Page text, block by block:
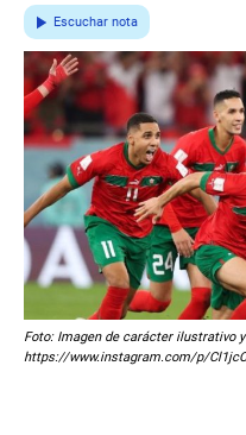
Escuchar nota
Foto: Imagen de carácter ilustrativo
https://www.instagram.com/p/